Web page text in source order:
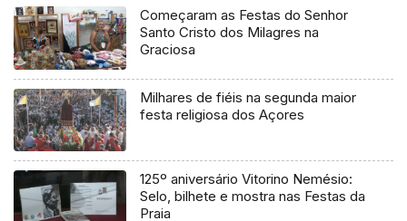
Começaram as Festas do Senhor
Santo Cristo dos Milagres na
Graciosa
Milhares de fiéis na segunda maior
festa religiosa dos Açores
125º aniversário Vitorino Nemésio:
Selo, bilhete e mostra nas Festas da
Praia